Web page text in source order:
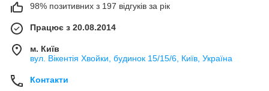
98% позитивних з 197 відгуків за рік
Працює з 20.08.2014
м. Київ
вул. Вікентія Хвойки, будинок 15/15/6, Київ, Україна
Контакти